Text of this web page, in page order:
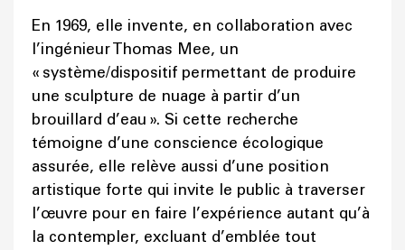
En 1969, elle invente, en collaboration avec
l’ingénieur Thomas Mee, un
« système/dispositif permettant de produire
une sculpture de nuage à partir d’un
brouillard d’eau ». Si cette recherche
témoigne d’une conscience écologique
assurée, elle relève aussi d’une position
artistique forte qui invite le public à traverser
l’œuvre pour en faire l’expérience autant qu’à
la contempler, excluant d’emblée tout